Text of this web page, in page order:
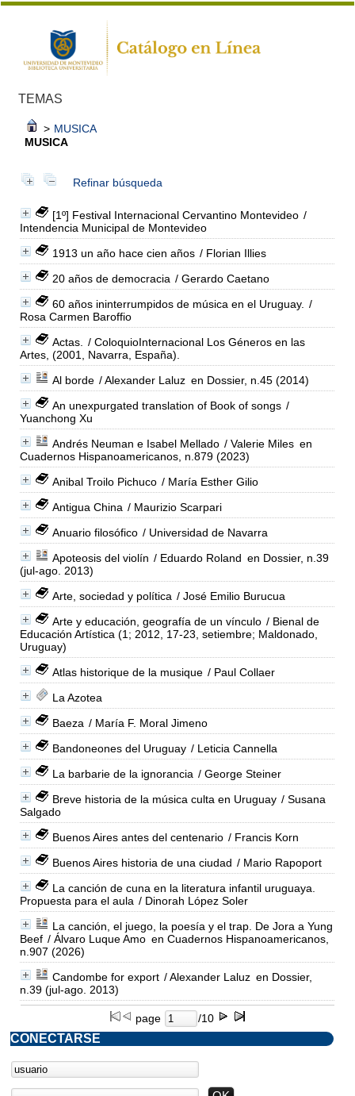
TEMAS
> MUSICA
MUSICA
Refinar búsqueda
[1º] Festival Internacional Cervantino Montevideo /
Intendencia Municipal de Montevideo
1913 un año hace cien años / Florian Illies
20 años de democracia / Gerardo Caetano
60 años ininterrumpidos de música en el Uruguay. /
Rosa Carmen Baroffio
Actas.
/ ColoquioInternacional Los Géneros en las
Artes, (2001, Navarra, España).
Al borde / Alexander Laluz en Dossier, n.45 (2014)
An unexpurgated translation of Book of songs /
Yuanchong Xu
Andrés Neuman e Isabel Mellado / Valerie Miles en
Cuadernos Hispanoamericanos, n.879 (2023)
Anibal Troilo Pichuco / María Esther Gilio
Antigua China / Maurizio Scarpari
Anuario filosófico / Universidad de Navarra
Apoteosis del violín / Eduardo Roland en Dossier, n.39
(jul-ago. 2013)
Arte, sociedad y política / José Emilio Burucua
Arte y educación, geografía de un vínculo / Bienal de
Educación Artística (1; 2012, 17-23, setiembre; Maldonado,
Uruguay)
Atlas historique de la musique / Paul Collaer
La Azotea
Baeza / María F. Moral Jimeno
Bandoneones del Uruguay / Leticia Cannella
La barbarie de la ignorancia / George Steiner
Breve historia de la música culta en Uruguay / Susana
Salgado
Buenos Aires antes del centenario / Francis Korn
Buenos Aires historia de una ciudad / Mario Rapoport
La canción de cuna en la literatura infantil uruguaya.
Propuesta para el aula / Dinorah López Soler
La canción, el juego, la poesía y el trap. De Jora a Yung
Beef / Álvaro Luque Amo en Cuadernos Hispanoamericanos,
n.907 (2026)
Candombe for export / Alexander Laluz en Dossier,
n.39 (jul-ago. 2013)
page /10
CONECTARSE